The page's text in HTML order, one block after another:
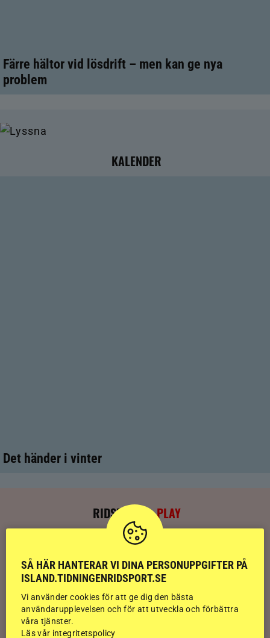
Färre hältor vid lösdrift – men kan ge nya
problem
KALENDER
Det händer i vinter
RIDSPORT PLAY
Kolla klippet: Sju av nio stilpassmedaljer
Kolla klippet: Se ritten som gav guldläge
inför finalen
SÅ HÄR HANTERAR VI DINA PERSONUPPGIFTER PÅ
ISLAND.TIDNINGENRIDSPORT.SE
Vi använder cookies för att ge dig den bästa
användarupplevelsen och för att utveckla och förbättra
våra tjänster.
Läs vår integritetspolicy